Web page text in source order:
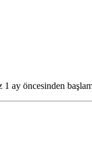
ay öncesinden